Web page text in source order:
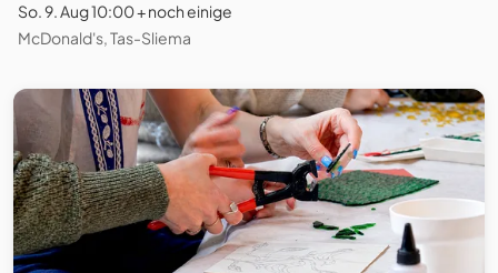
So. 9. Aug 10:00 + noch einige
McDonald's, Tas-Sliema